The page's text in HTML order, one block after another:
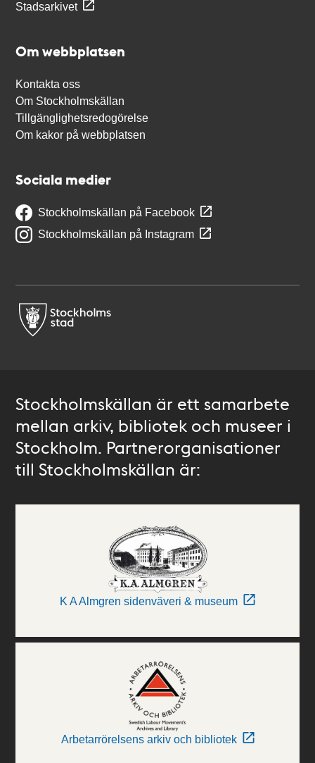
Stadsarkivet
Om webbplatsen
Kontakta oss
Om Stockholmskällan
Tillgänglighetsredogörelse
Om kakor på webbplatsen
Sociala medier
Stockholmskällan på Facebook
Stockholmskällan på Instagram
Stockholmskällan är ett samarbete
mellan arkiv, bibliotek och museer i
Stockholm. Partnerorganisationer
till Stockholmskällan är:
K A Almgren sidenväveri & museum
Arbetarrörelsens arkiv och bibliotek